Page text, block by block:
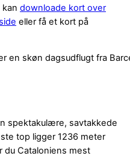
downloade kort over
eller få et kort på
spektakulære, savtakkede
top ligger 1236 meter
du Cataloniens mest